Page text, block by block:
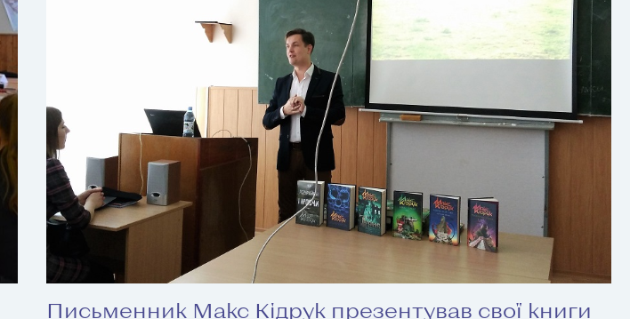
Письменник Макс Кідрук презентував свої книги